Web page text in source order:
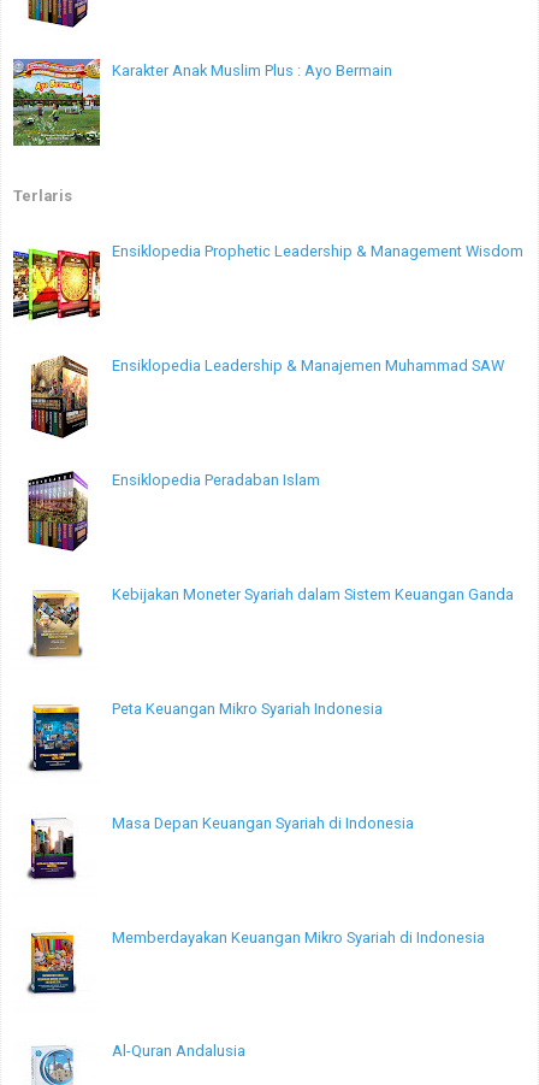
Karakter Anak Muslim Plus : Ayo Bermain
Terlaris
Ensiklopedia Prophetic Leadership & Management Wisdom
Ensiklopedia Leadership & Manajemen Muhammad SAW
Ensiklopedia Peradaban Islam
Kebijakan Moneter Syariah dalam Sistem Keuangan Ganda
Peta Keuangan Mikro Syariah Indonesia
Masa Depan Keuangan Syariah di Indonesia
Memberdayakan Keuangan Mikro Syariah di Indonesia
Al-Quran Andalusia